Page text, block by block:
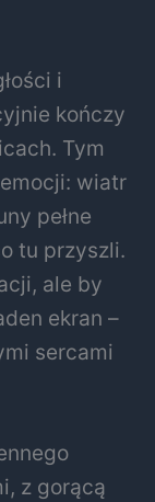
i
kończy
Tym
wiatr
pełne
tu przyszli.
ale by
ekran –
sercami
z gorącą